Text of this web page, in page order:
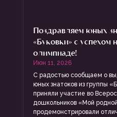
Поздравляем юных
«Буковки» с успехом
олимпиаде!
Июн 11, 2026
С радостью сообщаем о
юных знатоков из группы
приняли участие во
дошкольников «Мой
продемонстрировали